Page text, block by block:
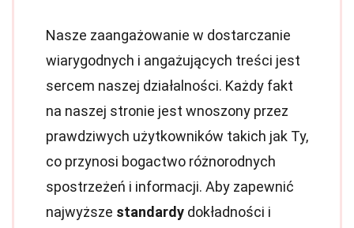
Nasze zaangażowanie w dostarczanie
wiarygodnych i angażujących treści jest
sercem naszej działalności. Każdy fakt
na naszej stronie jest wnoszony przez
prawdziwych użytkowników takich jak Ty,
co przynosi bogactwo różnorodnych
spostrzeżeń i informacji. Aby zapewnić
najwyższe standardy dokładności i